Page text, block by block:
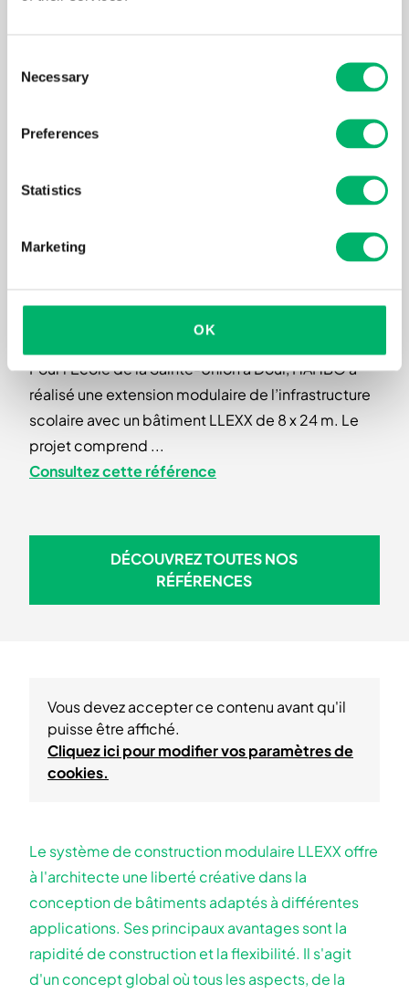
Selection
Necessary
Preferences
Statistics
Marketing
OK
Pour l’École de la Sainte-Union à Dour, HAHBO a
réalisé une extension modulaire de l’infrastructure
scolaire avec un bâtiment LLEXX de 8 x 24 m. Le
projet comprend ...
Consultez cette référence
DÉCOUVREZ TOUTES NOS
DÉCOUVREZ TOUTES NOS
RÉFÉRENCES
Le système de construction modulaire LLEXX offre
à l'architecte une liberté créative dans la
conception de bâtiments adaptés à différentes
applications. Ses principaux avantages sont la
rapidité de construction et la flexibilité. Il s'agit
d'un concept global où tous les aspects, de la
Vous devez accepter ce contenu avant qu'il
puisse être affiché.
Cliquez ici pour modifier vos paramètres de
cookies.